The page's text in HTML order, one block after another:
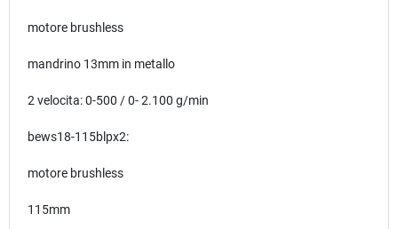
motore brushless
mandrino 13mm in metallo
2 velocita: 0-500 / 0- 2.100 g/min
bews18-115blpx2:
motore brushless
115mm